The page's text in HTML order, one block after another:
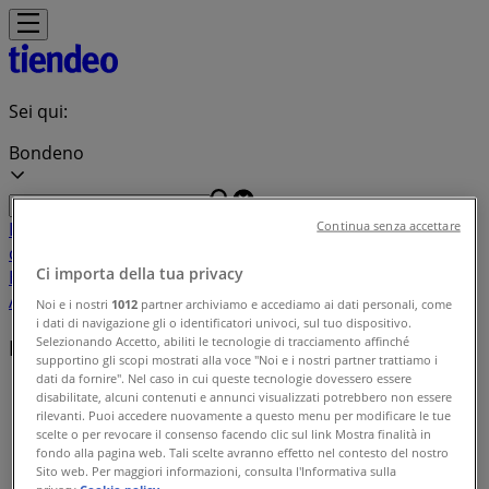
Sei qui:
Bondeno
In Evidenza ElettronicaNovitàCura
casa e corpo
BenessereInfanzia e giochiAnimali
AssicurazioniViaggiRistorantiServizi
Indice delle offerte in Bondeno
Tiendeo a Bondeno»
Indice delle offerte
Ci importa della tua privacy
Noi e i nostri 1012 partner archiviamo e accediamo ai dati personali, come
i dati di navigazione gli o identificatori univoci, sul tuo dispositivo.
Selezionando Accetto, abiliti le tecnologie di tracciamento affinché
supportino gli scopi mostrati alla voce "Noi e i nostri partner trattiamo i
dati da fornire". Nel caso in cui queste tecnologie dovessero essere
disabilitate, alcuni contenuti e annunci visualizzati potrebbero non essere
rilevanti. Puoi accedere nuovamente a questo menu per modificare le tue
scelte o per revocare il consenso facendo clic sul link Mostra finalità in
fondo alla pagina web. Tali scelte avranno effetto nel contesto del nostro
Sito web. Per maggiori informazioni, consulta l'Informativa sulla
Continua senza accettare